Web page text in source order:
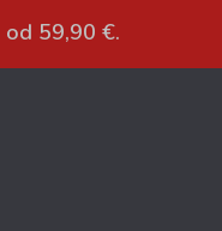
od 59,90 €.